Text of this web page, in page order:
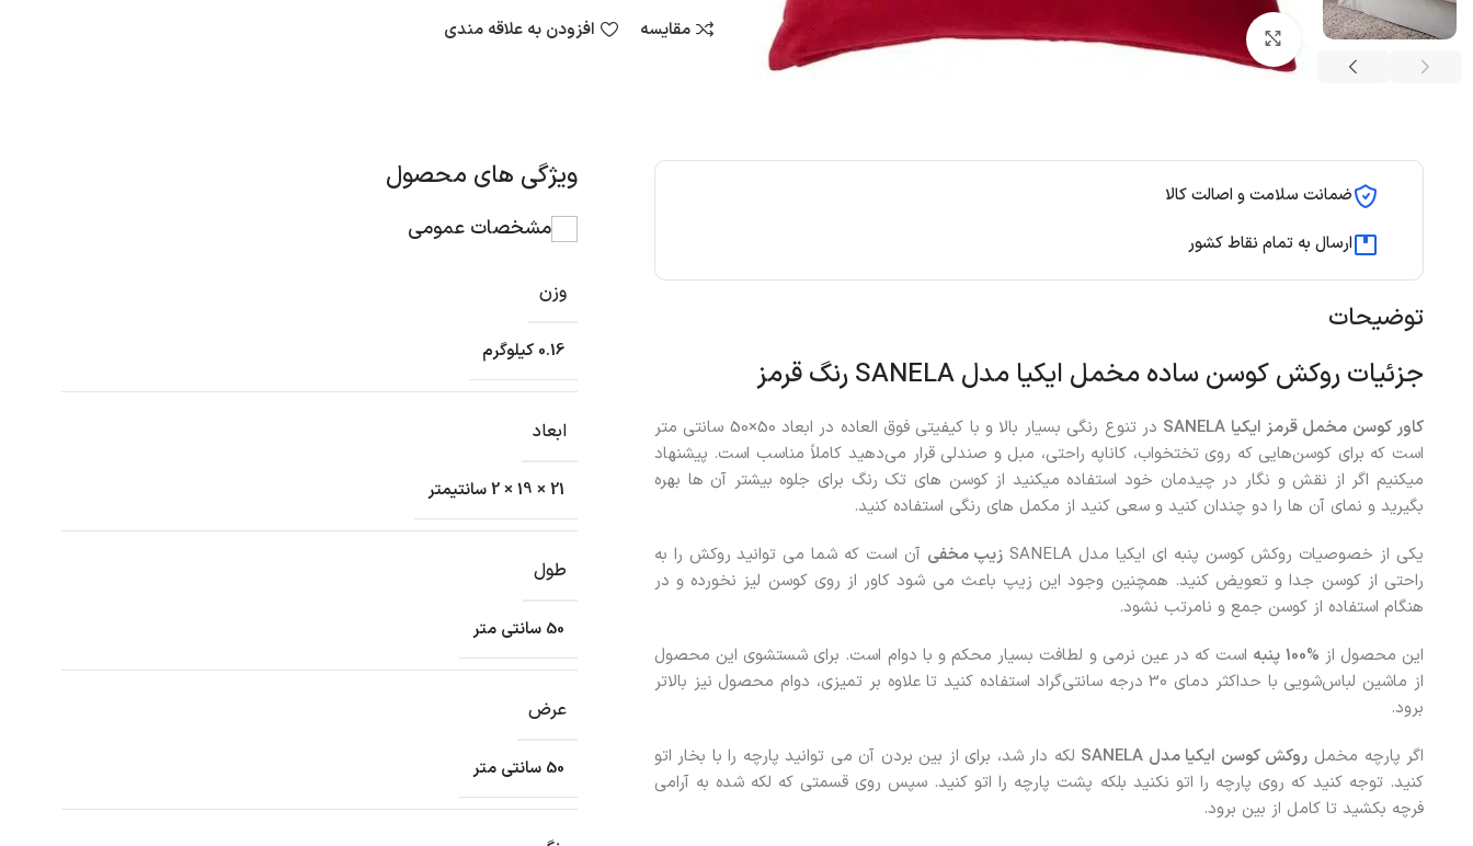
بزرگنمایی تصویر مقایسه افزودن به علاقه مندی
ضمانت سلامت و اصالت کالا
ارسال به تمام نقاط کشور
توضیحات
جزئیات روکش کوسن ساده مخمل ایکیا مدل SANELA رنگ قرمز
کاور کوسن مخمل قرمز ایکیا SANELA
در تنوع رنگی بسیار بالا و با کیفیتی فوق العاده در ابعاد 50×50 سانتی متر
است که برای کوسن‌هایی که روی تختخواب، کاناپه راحتی، مبل و صندلی قرار می‌دهید کاملاً مناسب است. پیشنهاد
میکنیم اگر از نقش و نگار در چیدمان خود استفاده میکنید از کوسن های تک رنگ برای جلوه بیشتر آن ها بهره
بگیرید و نمای آن ها را دو چندان کنید و سعی کنید از مکمل های رنگی استفاده کنید.
یکی از خصوصیات روکش کوسن پنبه ای ایکیا مدل SANELA
زیپ مخفی آن است که شما می توانید روکش را به
راحتی از کوسن جدا و تعویض کنید. همچنین وجود این زیپ باعث می شود کاور از روی کوسن لیز نخورده و در
هنگام استفاده از کوسن جمع و نامرتب نشود.
این محصول از %100 پنبه
است که در عین نرمی و لطافت بسیار محکم و با دوام است. برای شستشوی این محصول
از ماشین لباس‌شویی با حداکثر دمای 30 درجه سانتی‌گراد استفاده کنید تا علاوه بر تمیزی، دوام محصول نیز بالاتر
برود.
اگر پارچه مخمل روکش کوسن ایکیا مدل SANELA
لکه دار شد، برای از بین بردن آن می توانید پارچه را با بخار اتو
کنید. توجه کنید که روی پارچه را اتو نکنید بلکه پشت پارچه را اتو کنید. سپس روی قسمتی که لکه شده به آرامی
فرچه بکشید تا کامل از بین برود.
ویژگی های محصول
مشخصات عمومی
وزن
0.16 کیلوگرم
ابعاد
21 × 19 × 2 سانتیمتر
طول
50 سانتی متر
عرض
50 سانتی متر